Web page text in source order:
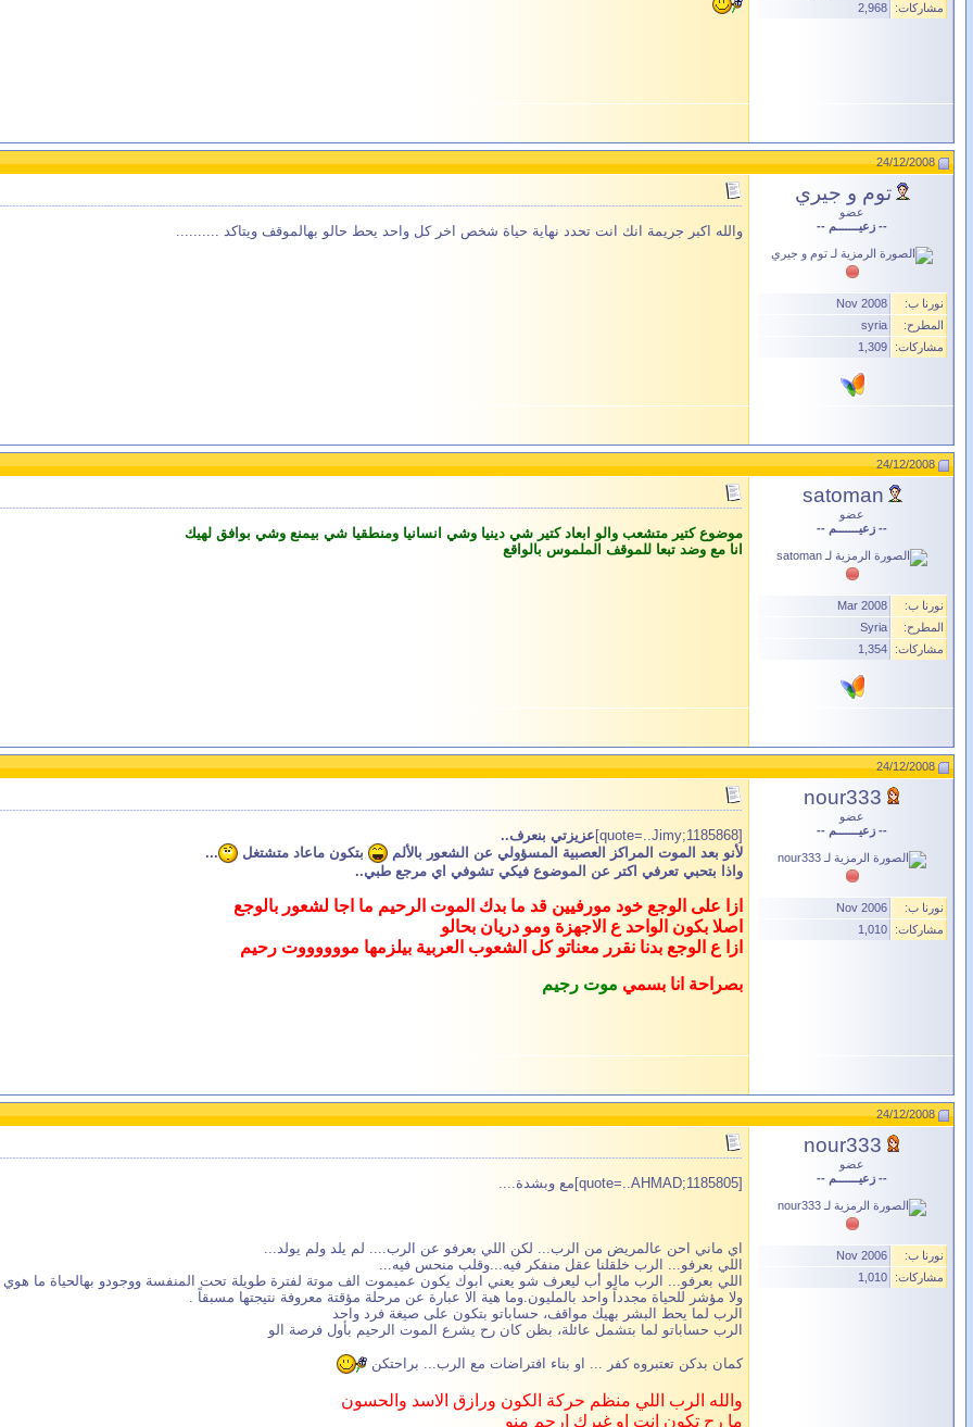
مشاركات:
2,968
24/12/2008
توم و جيري
عضو
-- زعيـــــــم --
نورنا ب:
Nov 2008
المطرح:
syria
مشاركات:
1,309
والله اكبر جريمة انك انت تحدد نهاية حياة شخص اخر كل واحد يحط حالو بهالموقف ويتاكد ..........
24/12/2008
satoman
عضو
-- زعيـــــــم --
نورنا ب:
Mar 2008
المطرح:
Syria
مشاركات:
1,354
موضوع كتير متشعب والو ابعاد كتير شي دينيا وشي انسانيا ومنطقيا شي بيمنع وشي بوافق لهيك
انا مع وضد تبعا للموقف الملموس بالواقع
24/12/2008
nour333
عضو
-- زعيـــــــم --
نورنا ب:
Nov 2006
مشاركات:
1,010
[quote=..Jimy;1185868]
عزيزتي بنعرف..
لأنو بعد الموت المراكز العصبية المسؤولي عن الشعور بالألم
بتكون ماعاد متشتغل
...
واذا بتحبي تعرفي اكتر عن الموضوع فيكي تشوفي اي مرجع طبي..
ازا على الوجع خود مورفيين قد ما بدك الموت الرحيم ما اجا لشعور بالوجع
اصلا بكون الواحد ع الاجهزة ومو دريان بحالو
ازا ع الوجع بدنا نقرر معناتو كل الشعوب العربية بيلزمها مووووووت رحيم
بصراحة انا بسمي موت رجيم
24/12/2008
nour333
عضو
-- زعيـــــــم --
نورنا ب:
Nov 2006
مشاركات:
1,010
[quote=..AHMAD;1185805]مع وبشدة....
اي ماني احن عالمريض من الرب... لكن اللي بعرفو عن الرب.... لم يلد ولم يولد...
اللي بعرفو... الرب خلقلنا عقل منفكر فيه...وقلب منحس فيه...
اللي بعرفو... الرب مالو أب ليعرف شو يعني ابوك يكون عميموت الف موتة لفترة طويلة تحت المنفسة ووجودو بهالحياة ما
ولا مؤشر للحياة مجدداً واحد بالمليون.وما هية الا عبارة عن مرحلة مؤقتة معروفة نتيجتها مسبقاً .
الرب لما يحط البشر بهيك مواقف، حساباتو بتكون على صيغة فرد واحد
الرب حساباتو لما بتشمل عائلة، بظن كان رح يشرع الموت الرحيم بأول فرصة الو
كمان بدكن تعتبروه كفر ... او بناء افتراضات مع الرب... براحتكن
والله الرب اللي منظم حركة الكون ورازق الاسد والحسون
ما رح تكون انت او غيرك ارحم منو